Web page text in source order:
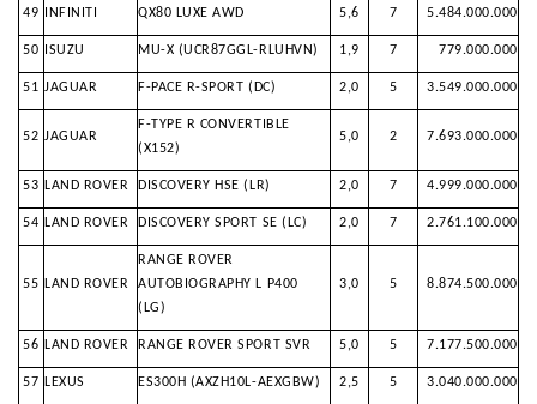
49 INFINITI QX80 LUXE AWD 5,6 7 5.484.000.000
50 ISUZU MU-X (UCR87GGL-RLUHVN) 1,9 7 779.000.000
51 JAGUAR F-PACE R-SPORT (DC) 2,0 5 3.549.000.000
52 JAGUAR
F-TYPE R CONVERTIBLE
(X152)
5,0 2 7.693.000.000
53 LAND ROVER DISCOVERY HSE (LR) 2,0 7 4.999.000.000
54 LAND ROVER DISCOVERY SPORT SE (LC) 2,0 7 2.761.100.000
55 LAND ROVER
RANGE ROVER
AUTOBIOGRAPHY L P400
(LG)
3,0 5 8.874.500.000
56 LAND ROVER RANGE ROVER SPORT SVR 5,0 5 7.177.500.000
57 LEXUS ES300H (AXZH10L-AEXGBW) 2,5 5 3.040.000.000